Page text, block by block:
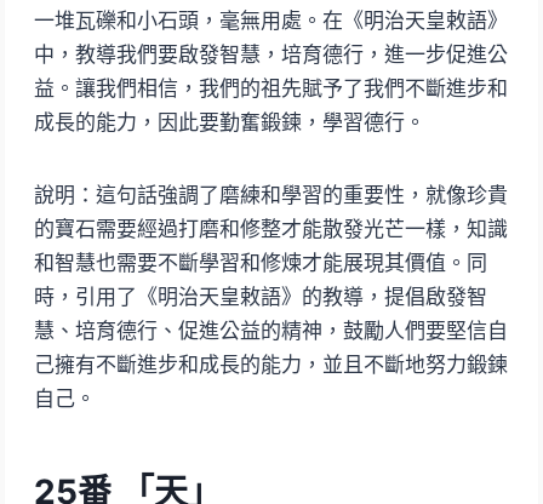
一堆瓦礫和小石頭，毫無用處。在《明治天皇敕語》
中，教導我們要啟發智慧，培育德行，進一步促進公
益。讓我們相信，我們的祖先賦予了我們不斷進步和
成長的能力，因此要勤奮鍛鍊，學習德行。
說明：這句話強調了磨練和學習的重要性，就像珍貴
的寶石需要經過打磨和修整才能散發光芒一樣，知識
和智慧也需要不斷學習和修煉才能展現其價值。同
時，引用了《明治天皇敕語》的教導，提倡啟發智
慧、培育德行、促進公益的精神，鼓勵人們要堅信自
己擁有不斷進步和成長的能力，並且不斷地努力鍛鍊
自己。
25番 「天」